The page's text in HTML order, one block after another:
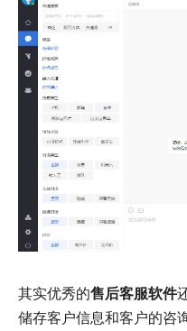
其实优秀的售后客服软件
储存客户信息和客户的咨